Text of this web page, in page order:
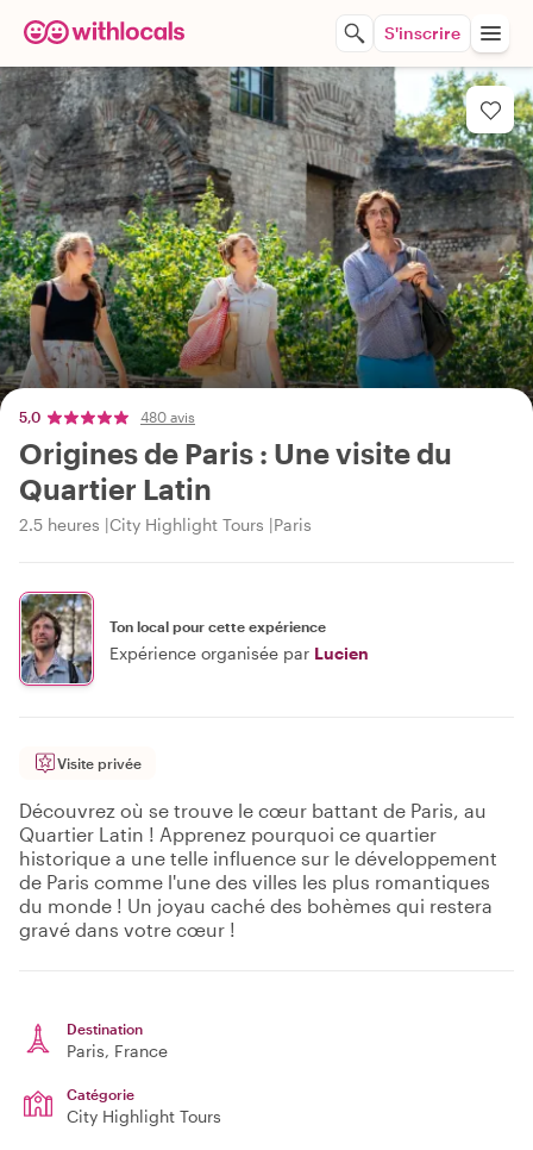
S'inscrire
5,0 480 avis
Origines de Paris : Une visite du
Quartier Latin
2.5 heures City Highlight Tours Paris
Ton local pour cette expérience
Expérience organisée par Lucien
Visite privée
Découvrez où se trouve le cœur battant de Paris, au
Quartier Latin ! Apprenez pourquoi ce quartier
historique a une telle influence sur le développement
de Paris comme l'une des villes les plus romantiques
du monde ! Un joyau caché des bohèmes qui restera
gravé dans votre cœur !
Destination
Paris, France
Catégorie
City Highlight Tours